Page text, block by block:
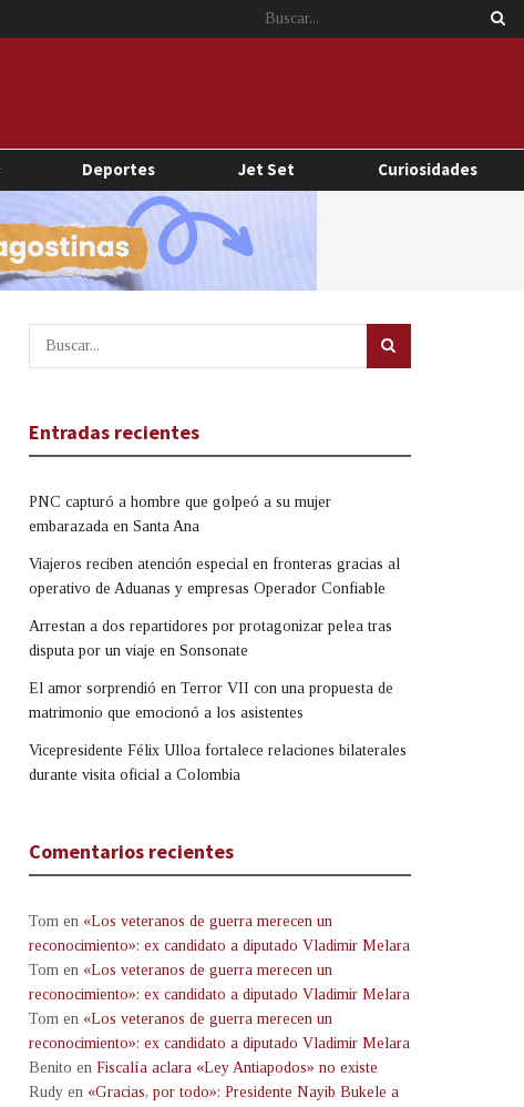
Deportes Jet Set Curiosidades
Entradas recientes
PNC capturó a hombre que golpeó a su mujer
embarazada en Santa Ana
Viajeros reciben atención especial en fronteras gracias al
operativo de Aduanas y empresas Operador Confiable
Arrestan a dos repartidores por protagonizar pelea tras
disputa por un viaje en Sonsonate
El amor sorprendió en Terror VII con una propuesta de
matrimonio que emocionó a los asistentes
Vicepresidente Félix Ulloa fortalece relaciones bilaterales
durante visita oficial a Colombia
Comentarios recientes
Tom en «Los veteranos de guerra merecen un
reconocimiento»: ex candidato a diputado Vladimir Melara
Tom en «Los veteranos de guerra merecen un
reconocimiento»: ex candidato a diputado Vladimir Melara
Tom en «Los veteranos de guerra merecen un
reconocimiento»: ex candidato a diputado Vladimir Melara
Benito en Fiscalía aclara «Ley Antiapodos» no existe
Rudy en «Gracias, por todo»: Presidente Nayib Bukele a